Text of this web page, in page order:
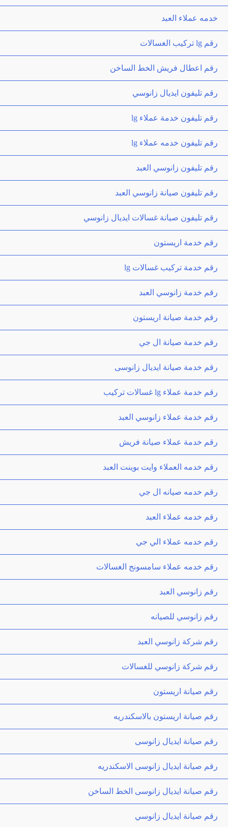
خدمه عملاء العبد
رقم lg تركيب الغسالات
رقم اعطال فريش الخط الساخن
رقم تليفون ايديال زانوسي
رقم تليفون خدمة عملاء lg
رقم تليفون خدمه عملاء lg
رقم تليفون زانوسي العبد
رقم تليفون صيانة زانوسي العبد
رقم تليفون صيانة غسالات ايديال زانوسي
رقم خدمة اريستون
رقم خدمة تركيب غسالات lg
رقم خدمة زانوسي العبد
رقم خدمة صيانة اريستون
رقم خدمة صيانة ال جي
رقم خدمة صيانة ايديال زانوسى
رقم خدمة عملاء lg غسالات تركيب
رقم خدمة عملاء زانوسي العبد
رقم خدمة عملاء صيانة فريش
رقم خدمه العملاء وايت بوينت العبد
رقم خدمه صيانه ال جي
رقم خدمه عملاء العبد
رقم خدمه عملاء الي جي
رقم خدمه عملاء سامسونج الغسالات
رقم زانوسي العبد
رقم زانوسي للصيانه
رقم شركة زانوسي العبد
رقم شركة زانوسي للغسالات
رقم صيانة اريستون
رقم صيانة اريستون بالاسكندريه
رقم صيانة ايديال زانوسى
رقم صيانة ايديال زانوسى الاسكندريه
رقم صيانة ايديال زانوسى الخط الساخن
رقم صيانة ايديال زانوسي